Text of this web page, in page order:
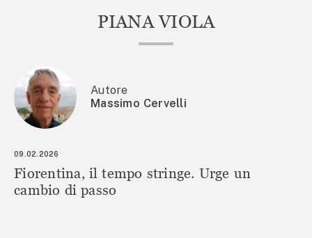
PIANA VIOLA
Autore
Massimo Cervelli
09.02.2026
Fiorentina, il tempo stringe. Urge un
cambio di passo